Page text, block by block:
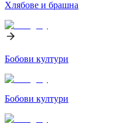
Хлябове и брашна
Бобови култури
Бобови култури